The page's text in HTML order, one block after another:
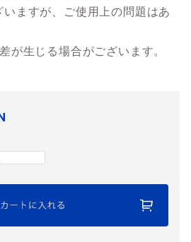
ますが、ご使用上の問題はあ
が生じる場合がございます。